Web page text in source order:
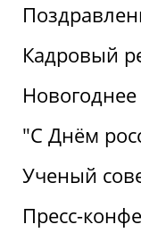
Кадровый
"С Днём
Ученый
Пресс-